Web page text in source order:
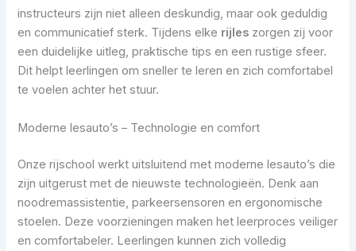
instructeurs zijn niet alleen deskundig, maar ook geduldig
en communicatief sterk. Tijdens elke rijles zorgen zij voor
een duidelijke uitleg, praktische tips en een rustige sfeer.
Dit helpt leerlingen om sneller te leren en zich comfortabel
te voelen achter het stuur.
Moderne lesauto’s – Technologie en comfort
Onze rijschool werkt uitsluitend met moderne lesauto’s die
zijn uitgerust met de nieuwste technologieën. Denk aan
noodremassistentie, parkeersensoren en ergonomische
stoelen. Deze voorzieningen maken het leerproces veiliger
en comfortabeler. Leerlingen kunnen zich volledig